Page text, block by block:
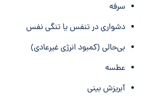
سرفه
دشواری در تنفس یا تنگی نفس
بی‌حالی (کمبود انرژی غیرعادی)
عطسه
آبریزش بینی